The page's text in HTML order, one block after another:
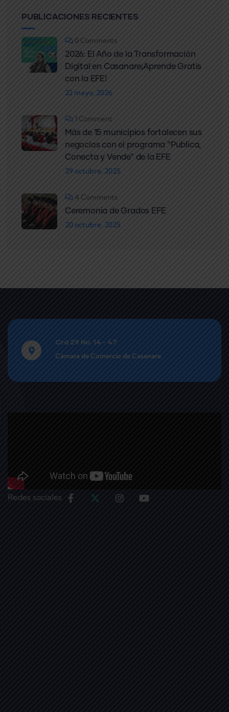
PUBLICACIONES RECIENTES
0 Comments
2026: El Año de la Transformación
Digital en Casanare¡Aprende Gratis
con la EFE!
22 mayo, 2026
1 Comment
Más de 15 municipios fortalecen sus
negocios con el programa “Publica,
Conecta y Vende” de la EFE
29 octubre, 2025
4 Comments
Ceremonia de Grados EFE
20 octubre, 2025
Cra 29 No. 14 - 47
Cámara de Comercio de Casanare
Redes sociales